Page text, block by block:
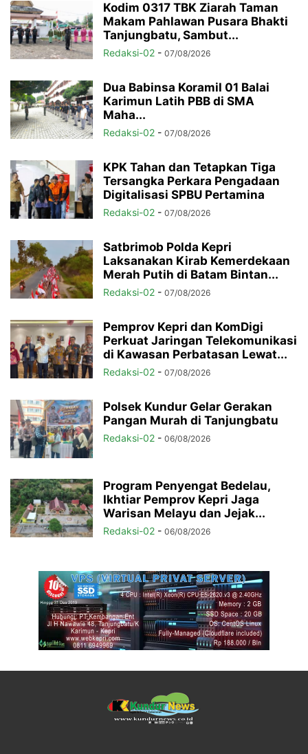
Kodim 0317 TBK Ziarah Taman
Makam Pahlawan Pusara Bhakti
Tanjungbatu, Sambut...
Redaksi-02 - 07/08/2026
Dua Babinsa Koramil 01 Balai
Karimun Latih PBB di SMA
Maha...
Redaksi-02 - 07/08/2026
KPK Tahan dan Tetapkan Tiga
Tersangka Perkara Pengadaan
Digitalisasi SPBU Pertamina
Redaksi-02 - 07/08/2026
Satbrimob Polda Kepri
Laksanakan Kirab Kemerdekaan
Merah Putih di Batam Bintan...
Redaksi-02 - 07/08/2026
Pemprov Kepri dan KomDigi
Perkuat Jaringan Telekomunikasi
di Kawasan Perbatasan Lewat...
Redaksi-02 - 07/08/2026
Polsek Kundur Gelar Gerakan
Pangan Murah di Tanjungbatu
Redaksi-02 - 06/08/2026
Program Penyengat Bedelau,
Ikhtiar Pemprov Kepri Jaga
Warisan Melayu dan Jejak...
Redaksi-02 - 06/08/2026